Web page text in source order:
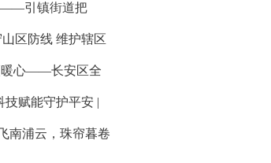
引镇街道把
区防线 维护辖区
暖心——长安区全
技赋能守护平安 |
南浦云，珠帘暮卷